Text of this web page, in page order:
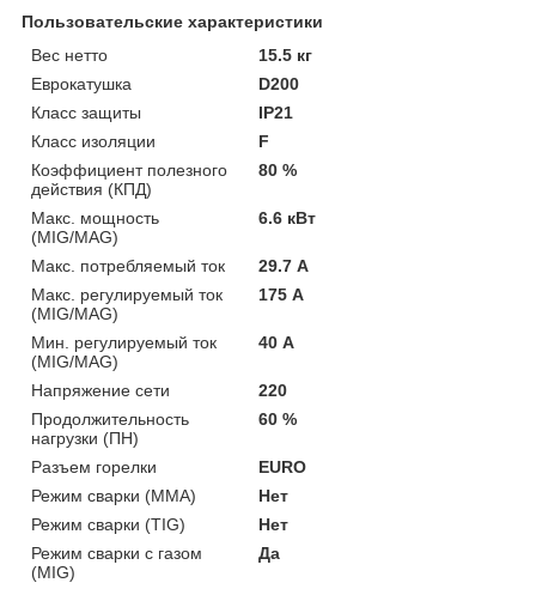
Пользовательские характеристики
Вес нетто
15.5 кг
Еврокатушка
D200
Класс защиты
IP21
Класс изоляции
F
Коэффициент полезного
действия (КПД)
80 %
Макс. мощность
(MIG/MAG)
6.6 кВт
Макс. потребляемый ток
29.7 А
Макс. регулируемый ток
(MIG/MAG)
175 А
Мин. регулируемый ток
(MIG/MAG)
40 А
Напряжение сети
220
Продолжительность
нагрузки (ПН)
60 %
Разъем горелки
EURO
Режим сварки (MMA)
Нет
Режим сварки (TIG)
Нет
Режим сварки с газом
(MIG)
Да